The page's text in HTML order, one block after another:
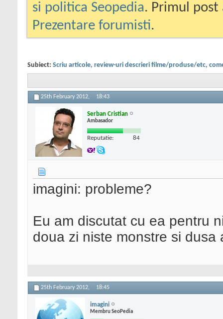
si politica Seopedia. Primul
Prezentare forumisti.
Subiect: Scriu articole, review-uri descrieri filme/produse/etc,
25th February 2012, 18:43
Serban Cristian
Ambasador
Reputatie: 84
imagini: probleme?
Eu am discutat cu ea pentru
doua zi niste monstre si
25th February 2012, 18:45
imagini
Membru SeoPedia